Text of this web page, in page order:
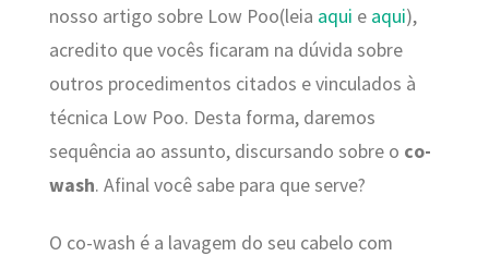
nosso artigo sobre Low Poo(leia aqui e aqui),
acredito que vocês ficaram na dúvida sobre
outros procedimentos citados e vinculados à
técnica Low Poo. Desta forma, daremos
sequência ao assunto, discursando sobre o co-
wash. Afinal você sabe para que serve?
O co-wash é a lavagem do seu cabelo com